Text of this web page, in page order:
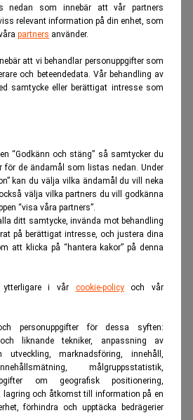
nedan som innebär att vår partners
relevant information på din enhet, som
partners använder.
att vi behandlar personuppgifter som
och beteendedata. Vår behandling av
samtycke eller berättigat intresse som
“Godkänn och stäng” så samtycker du
för de ändamål som listas nedan. Under
kan du välja vilka ändamål du vill neka
välja vilka partners du vill godkänna
“visa våra partners”.
ditt samtycke, invända mot behandling
på berättigat intresse, och justera dina
att klicka på “hantera kakor” på denna
i vår cookie-policyoch vår
personuppgifter för dessa syften:
liknande tekniker, anpassning av
utveckling, marknadsföring, innehåll,
målgruppsstatistik,
om geografisk positionering,
lagring och åtkomst till information på en
förhindra och upptäcka bedrägerier
under 2018 exklusive
maj 2018 var 377 miljoner kronor
senast den 31 oktober
en delvis ny styrelse godkännas.
av styrelseledamöterna Carl
Charlotta Falvin, Sarah
samt nyval av Carsten
har avböjt omval.
omväljas till styrelsens